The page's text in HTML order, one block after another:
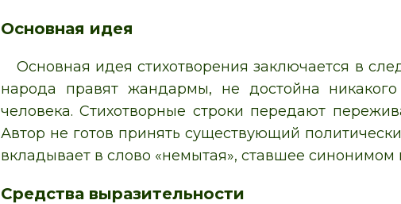
Основная идея
Основная идея стихотворения заключается в
народа правят жандармы, не достойна
человека. Стихотворные строки передают
Автор не готов принять существующий
вкладывает в слово «немытая», ставшее синонимом
Средства выразительности